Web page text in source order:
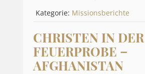
Kategorie: Missionsberichte
CHRISTEN IN DER
FEUERPROBE –
AFGHANISTAN